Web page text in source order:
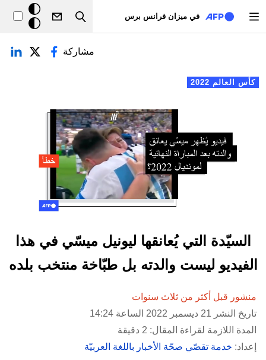
في ميزان فرانس برس
Search
خلفيّة
داكنة
التبويبات الأساسية
كأس العالم 2022
مشاركة
السيّدة التي يُعانقها ليونيل ميسّي في هذا
الفيديو ليست والدته بل طبّاخة منتخب بلده
منشور قبل أكثر من ثلاث سنوات
تاريخ النشر 21 ديسمبر 2022 الساعة 14:24
المدة اللازمة لقراءة المقال: 2 دقيقة
إعداد: خدمة تقصّي صحّة الأخبار باللغة العربيّة